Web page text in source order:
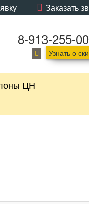
Заказать
8-913-255-
Узнать о
ЦН